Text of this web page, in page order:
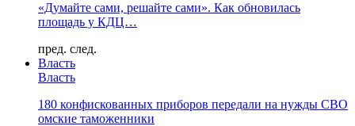
«Думайте сами, решайте сами». Как обновилась
площадь у КДЦ…
пред. след.
Власть
Власть
180 конфискованных приборов передали на нужды СВО
омские таможенники